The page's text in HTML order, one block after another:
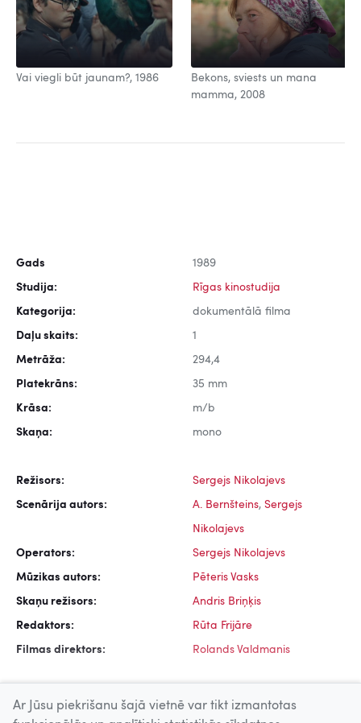
Vai viegli būt jaunam?, 1986
Bekons, sviests un mana
mamma, 2008
Gads 1989
Studija: Rīgas kinostudija
Kategorija: dokumentālā filma
Daļu skaits: 1
Metrāža: 294,4
Platekrāns: 35 mm
Krāsa: m/b
Skaņa: mono
Režisors: Sergejs Nikolajevs
Scenārija autors: A. Bernšteins, Sergejs
Nikolajevs
Operators: Sergejs Nikolajevs
Mūzikas autors: Pēteris Vasks
Skaņu režisors: Andris Briņķis
Redaktors: Rūta Frijāre
Filmas direktors: Rolands Valdmanis
Ar Jūsu piekrišanu šajā vietnē var tikt izmantotas